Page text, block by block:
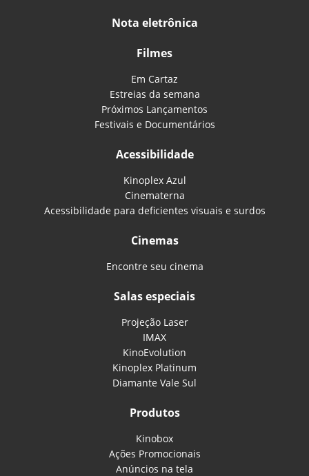
Nota eletrônica
Filmes
Em Cartaz
Estreias da semana
Próximos Lançamentos
Festivais e Documentários
Acessibilidade
Kinoplex Azul
Cinematerna
Acessibilidade para deficientes visuais e surdos
Cinemas
Encontre seu cinema
Salas especiais
Projeção Laser
IMAX
KinoEvolution
Kinoplex Platinum
Diamante Vale Sul
Produtos
Kinobox
Ações Promocionais
Anúncios na tela